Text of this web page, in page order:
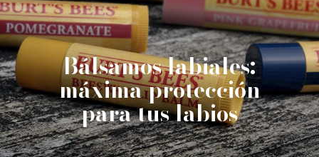
Bálsamos labiales:
máxima protección
para tus labios